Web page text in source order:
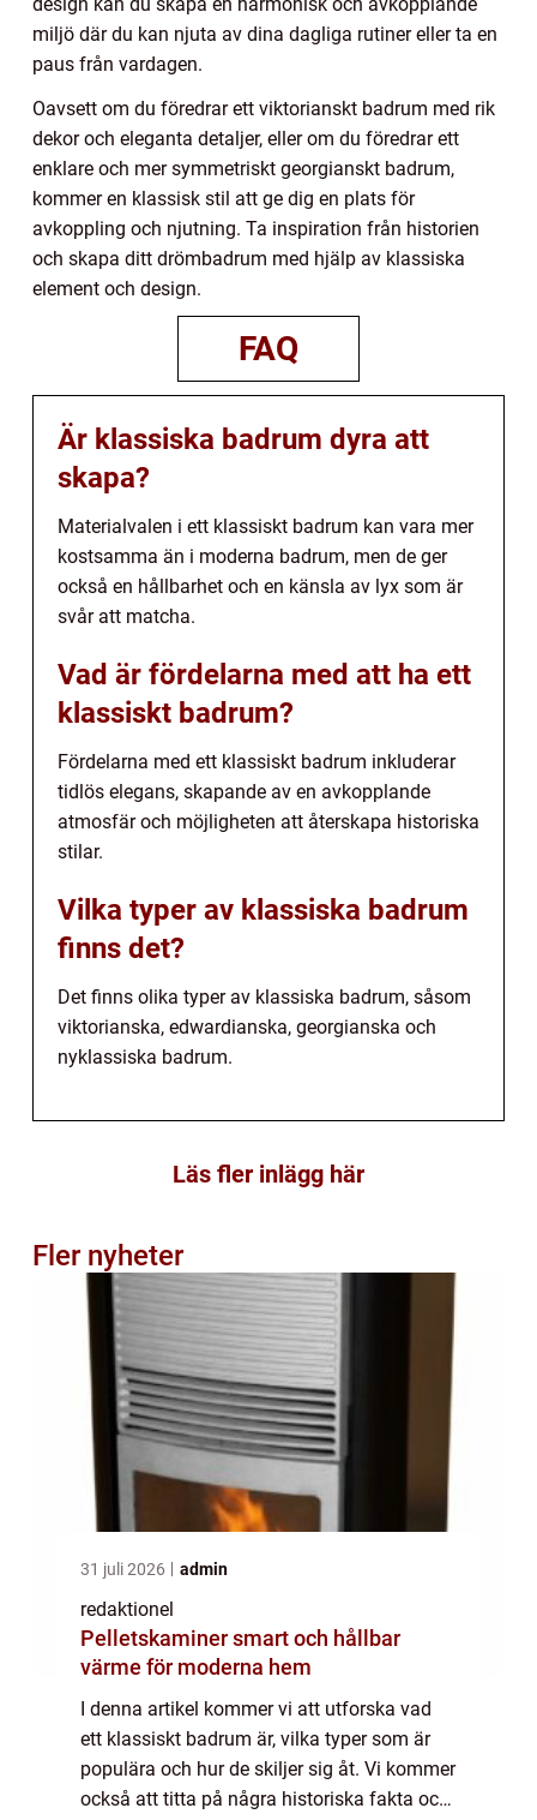
miljö där du kan njuta av dina dagliga rutiner eller ta en
paus från vardagen.
Oavsett om du föredrar ett viktorianskt badrum med rik
dekor och eleganta detaljer, eller om du föredrar ett
enklare och mer symmetriskt georgianskt badrum,
kommer en klassisk stil att ge dig en plats för
avkoppling och njutning. Ta inspiration från historien
och skapa ditt drömbadrum med hjälp av klassiska
element och design.
FAQ
Är klassiska badrum dyra att
skapa?
Materialvalen i ett klassiskt badrum kan vara mer
kostsamma än i moderna badrum, men de ger
också en hållbarhet och en känsla av lyx som är
svår att matcha.
Vad är fördelarna med att ha ett
klassiskt badrum?
Fördelarna med ett klassiskt badrum inkluderar
tidlös elegans, skapande av en avkopplande
atmosfär och möjligheten att återskapa historiska
stilar.
Vilka typer av klassiska badrum
finns det?
Det finns olika typer av klassiska badrum, såsom
viktorianska, edwardianska, georgianska och
nyklassiska badrum.
Läs fler inlägg här
Fler nyheter
31 juli 2026 admin
redaktionel
Pelletskaminer smart och hållbar
värme för moderna hem
I denna artikel kommer vi att utforska vad
ett klassiskt badrum är, vilka typer som är
populära och hur de skiljer sig åt. Vi kommer
också att titta på några historiska fakta och